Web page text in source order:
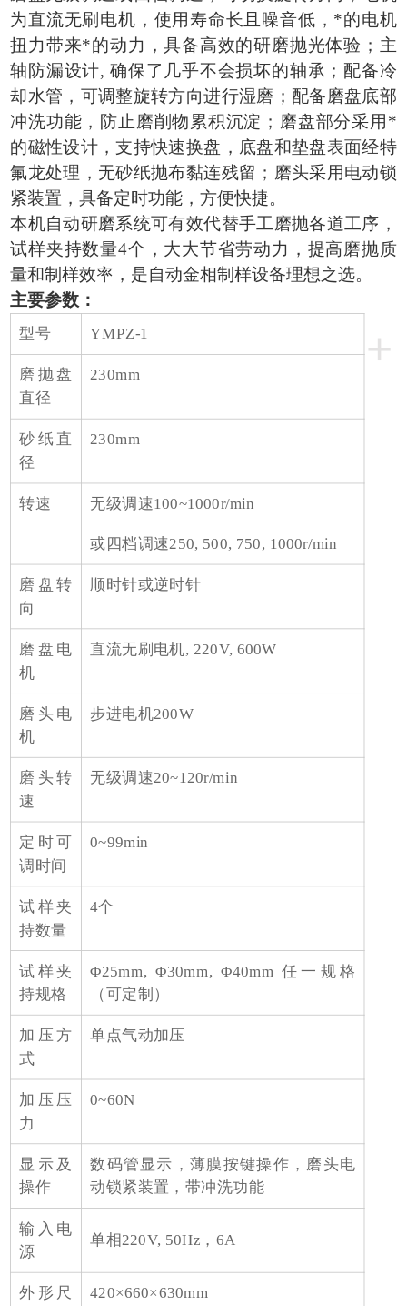
为直流无刷电机，使用寿命长且噪音低，*的电机
扭力带来*的动力，具备高效的研磨抛光体验；主
轴防漏设计, 确保了几乎不会损坏的轴承；配备冷
却水管，可调整旋转方向进行湿磨；配备磨盘底部
冲洗功能，防止磨削物累积沉淀；磨盘部分采用*
的磁性设计，支持快速换盘，底盘和垫盘表面经特
氟龙处理，无砂纸抛布黏连残留；磨头采用电动锁
紧装置，具备定时功能，方便快捷。
本机自动研磨系统可有效代替手工磨抛各道工序，
试样夹持数量4个，大大节省劳动力，提高磨抛质
量和制样效率，是自动金相制样设备理想之选。
主要参数：
+
型号 YMPZ-1
磨抛盘
直径
230mm
砂纸直
径
230mm
转速 无级调速100~1000r/min
或四档调速250, 500, 750, 1000r/min
磨盘转
向
顺时针或逆时针
磨盘电
机
直流无刷电机, 220V, 600W
磨头电
机
步进电机200W
磨头转
速
无级调速20~120r/min
定时可
调时间
0~99min
试样夹
持数量
4个
试样夹
持规格
Φ25mm, Φ30mm, Φ40mm 任一规格
（可定制）
加压方
式
单点气动加压
加压压
力
0~60N
显示及
操作
数码管显示，薄膜按键操作，磨头电
动锁紧装置，带冲洗功能
输入电
源
单相220V, 50Hz，6A
外形尺
420×660×630mm